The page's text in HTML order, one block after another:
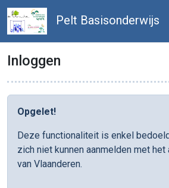
Pelt Basisonderwijs
Inloggen
Opgelet!
Deze functionaliteit is enkel
zich niet kunnen aanmelden met
van Vlaanderen.